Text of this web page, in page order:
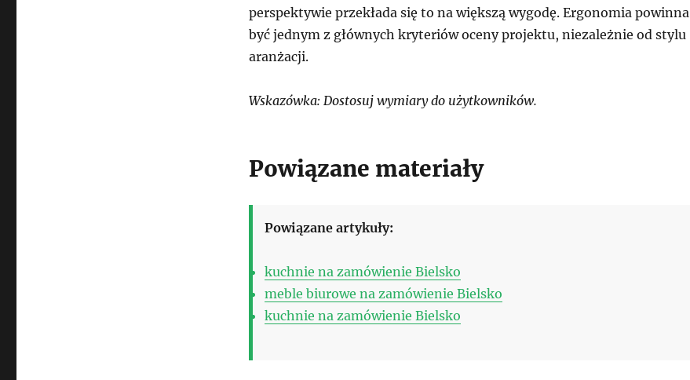
perspektywie przekłada się to na większą wygodę. Ergonomia powinna
być jednym z głównych kryteriów oceny projektu, niezależnie od stylu
aranżacji.
Wskazówka: Dostosuj wymiary do użytkowników.
Powiązane materiały
Powiązane artykuły:
kuchnie na zamówienie Bielsko
meble biurowe na zamówienie Bielsko
kuchnie na zamówienie Bielsko